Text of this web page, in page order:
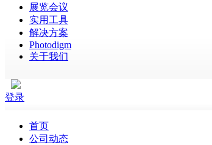
展览会议
实用工具
解决方案
Photodigm
关于我们
登录
首页
公司动态